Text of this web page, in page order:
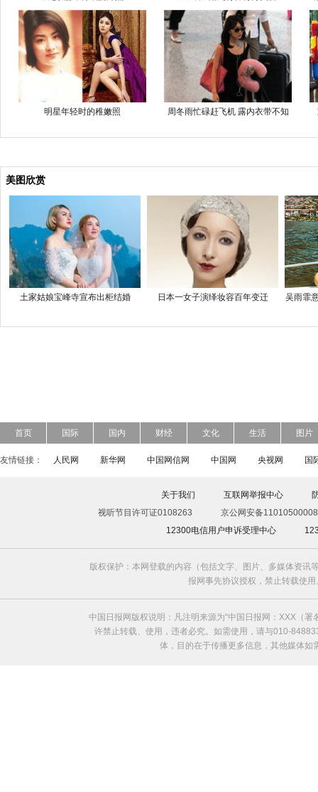
明星年轻时的稚嫩照 周冬雨忙碌赶飞机 露内衣带不知
美图欣赏
土家姑娘宝峰寺宣布出柜结婚 日本一女子演绎妆容百年变迁 吴雨霏
首页 国际 国内 财经 文化 生活 图片
友情链接： 人民网 新华网 中国网信网 中国网 央视网 国
关于我们 互联网举报中心
视听节目许可证0108263
京公网安备
12300电信用户申诉受理中心
版权保护：本网登载的内容（包括文字、图片、多媒体资
报网事先协议授权，禁止转载使
中国日报网版权说明：凡注明来源为“中国日报网：XXX（
许禁止转载、使用，违者必究。如需使用，请与010-
体，目的在于传播更多信息，其他媒体